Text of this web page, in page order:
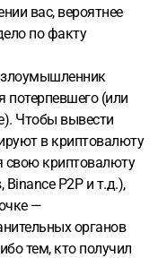
вас, вероятнее
по факту
злоумышленник
(или
Чтобы вывести
в криптовалюту
свою криптовалюту
P2P и т.д.),
—
органов
тем, кто получил